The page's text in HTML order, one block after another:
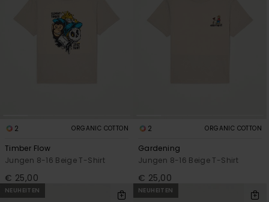
2 ORGANIC COTTON
Timber Flow
Jungen 8-16 Beige T-Shirt
€ 25,00
2 ORGANIC COTTON
Gardening
Jungen 8-16 Beige T-Shirt
€ 25,00
NEUHEITEN NEUHEITEN